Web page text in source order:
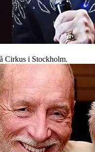
Cirkus i Stockholm.